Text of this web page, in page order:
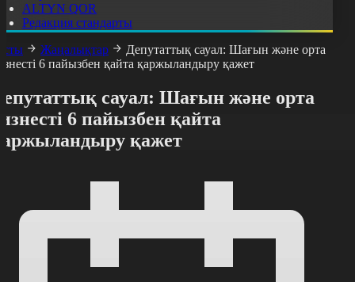
ALTYN QOR
Редакция стандарты
Жаңалықтар
Депутаттық сауал: Шағын және орта
6 пайызбен қайта қаржыландыру қажет
сауал: Шағын және орта
6 пайызбен қайта
қажет